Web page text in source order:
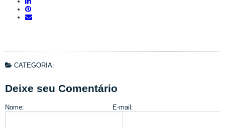
CATEGORIA:
Deixe seu Comentário
Nome: E-mail: